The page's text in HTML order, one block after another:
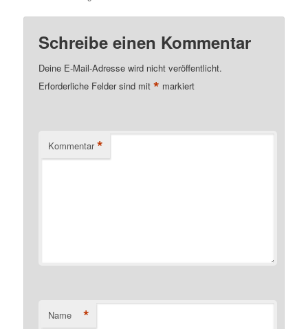
Schreibe einen Kommentar
Deine E-Mail-Adresse wird nicht veröffentlicht.
Erforderliche Felder sind mit* markiert
Kommentar *
Name *